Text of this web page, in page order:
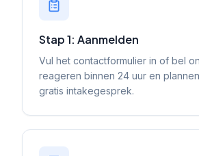
Stap 1: Aanmelden
Vul het contactformulier in of bel
reageren binnen 24 uur en
gratis intakegesprek.